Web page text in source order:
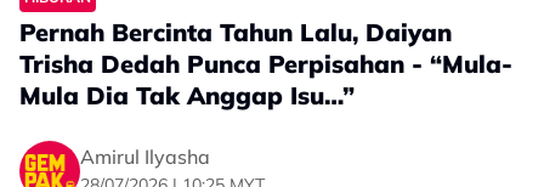
Pernah Bercinta Tahun Lalu, Daiyan
Trisha Dedah Punca Perpisahan - “Mula-
Mula Dia Tak Anggap Isu…”
Amirul Ilyasha